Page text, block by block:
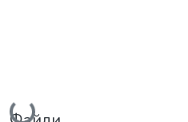
Вантажиться...